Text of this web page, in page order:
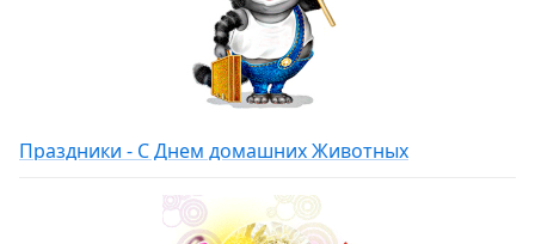
Праздники - С Днем домашних Животных